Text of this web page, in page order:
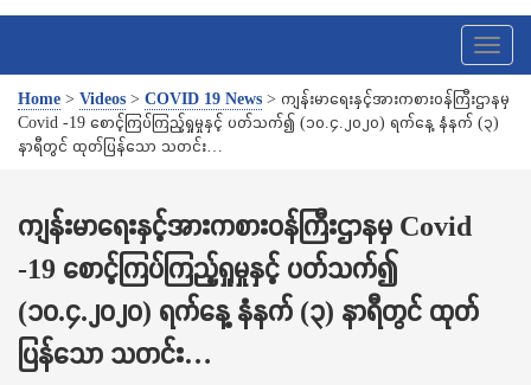
T
o
g
g
Home > Videos > COVID 19 News > ကျန်းမာရေးနှင့်အားကစားဝန်ကြီးဌာနမှ
Covid -19 စောင့်ကြပ်ကြည့်ရှုမှုနှင့် ပတ်သက်၍ (၁၀.၄.၂၀၂၀) ရက်နေ့ နံနက် (၃)
နာရီတွင် ထုတ်ပြန်သော သတင်း…
ကျန်းမာရေးနှင့်အားကစားဝန်ကြီးဌာနမှ Covid
-19 စောင့်ကြပ်ကြည့်ရှုမှုနှင့် ပတ်သက်၍
(၁၀.၄.၂၀၂၀) ရက်နေ့ နံနက် (၃) နာရီတွင် ထုတ်
ပြန်သော သတင်း…